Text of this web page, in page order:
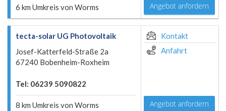
6 km Umkreis von Worms Angebot anfordern
tecta-solar UG Photovoltaik
Josef-Katterfeld-Straße 2a
67240 Bobenheim-Roxheim
Tel: 06239 5090822
8 km Umkreis von Worms
Kontakt
Anfahrt
Angebot anfordern